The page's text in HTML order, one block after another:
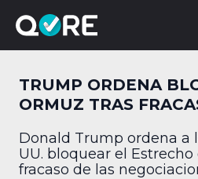
TRUMP ORDENA
ORMUZ TRAS
Donald Trump ordena a
UU. bloquear el Estrecho
fracaso de las